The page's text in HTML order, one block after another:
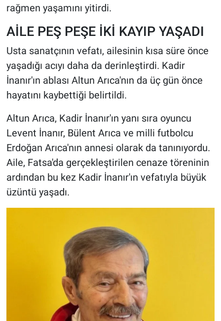
rağmen yaşamını yitirdi.
AİLE PEŞ PEŞE İKİ KAYIP YAŞADI
Usta sanatçının vefatı, ailesinin kısa süre önce
yaşadığı acıyı daha da derinleştirdi. Kadir
İnanır'ın ablası Altun Arıca'nın da üç gün önce
hayatını kaybettiği belirtildi.
Altun Arıca, Kadir İnanır'ın yanı sıra oyuncu
Levent İnanır, Bülent Arıca ve milli futbolcu
Erdoğan Arıca'nın annesi olarak da tanınıyordu.
Aile, Fatsa'da gerçekleştirilen cenaze töreninin
ardından bu kez Kadir İnanır'ın vefatıyla büyük
üzüntü yaşadı.